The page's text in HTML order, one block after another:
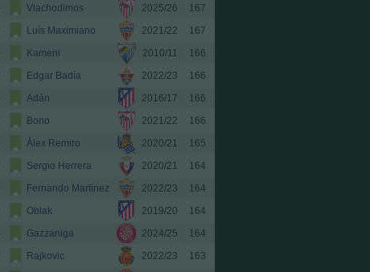
Vlachodimos 2025/26
167
Luís Maximiano 2021/22
167
Kameni 2010/11
166
Edgar Badía 2022/23
166
Adán 2016/17
166
Bono 2021/22
166
Álex Remiro 2020/21
165
Sergio Herrera 2020/21
164
Fernando Martínez 2022/23
164
Oblak 2019/20
164
Gazzaniga 2024/25
164
Rajkovic 2022/23 163